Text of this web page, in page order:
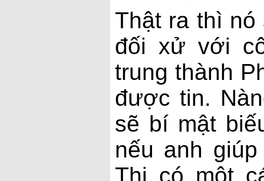
Thật ra thì
đối xử với
trung thành
được tin.
sẽ bí mật
nếu anh
Thị có một